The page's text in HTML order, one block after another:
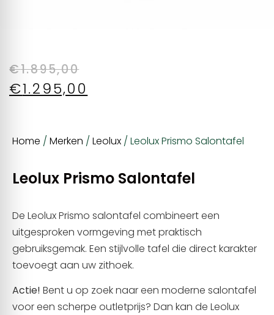
€1.895,00
€1.295,00
Home /Merken /Leolux / Leolux Prismo Salontafel
Leolux Prismo Salontafel
De Leolux Prismo salontafel combineert een
uitgesproken vormgeving met praktisch
gebruiksgemak. Een stijlvolle tafel die direct karakter
toevoegt aan uw zithoek.
Actie! Bent u op zoek naar een moderne salontafel
voor een scherpe outletprijs? Dan kan de Leolux